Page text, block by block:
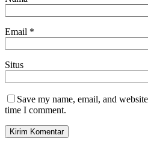
Email *
Situs
Save my name, email, and
time I comment.